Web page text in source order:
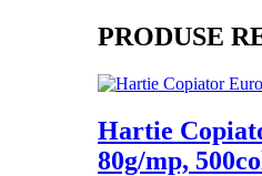
PRODUSE
Hartie
80g/mp,